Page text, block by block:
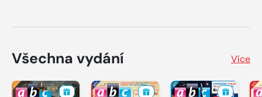
Všechna vydání Více